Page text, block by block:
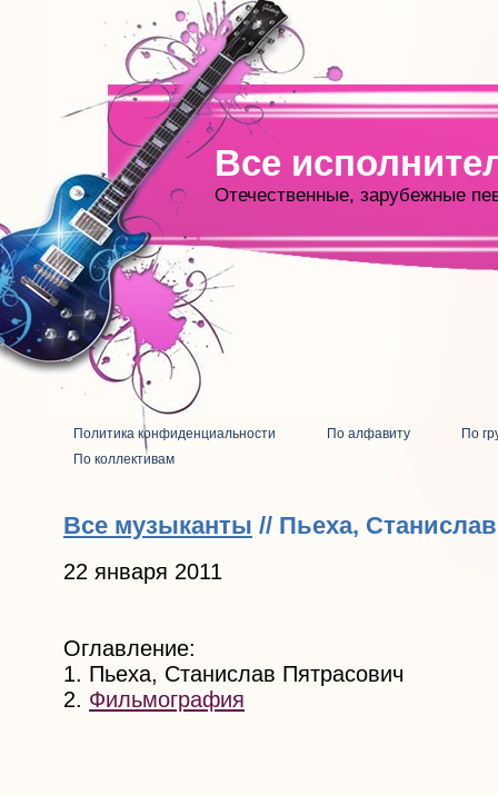
Все
Отечественные, зарубежные
Политика конфиденциальности По алфавиту
По
По коллективам
Все музыканты // Пьеха,
22 января 2011
Оглавление:
1. Пьеха, Станислав Пятрасович
2. Фильмография